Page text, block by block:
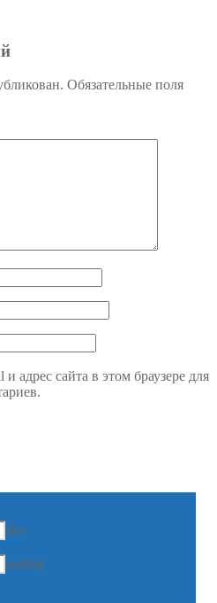
Обязательные поля
адрес сайта в этом браузере для
face
visibility